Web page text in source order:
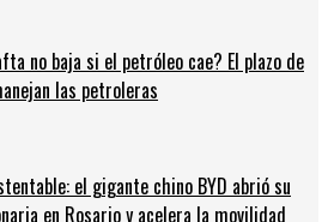
no baja si el petróleo cae? El plazo de
las petroleras
el gigante chino BYD abrió su
en Rosario y acelera la movilidad